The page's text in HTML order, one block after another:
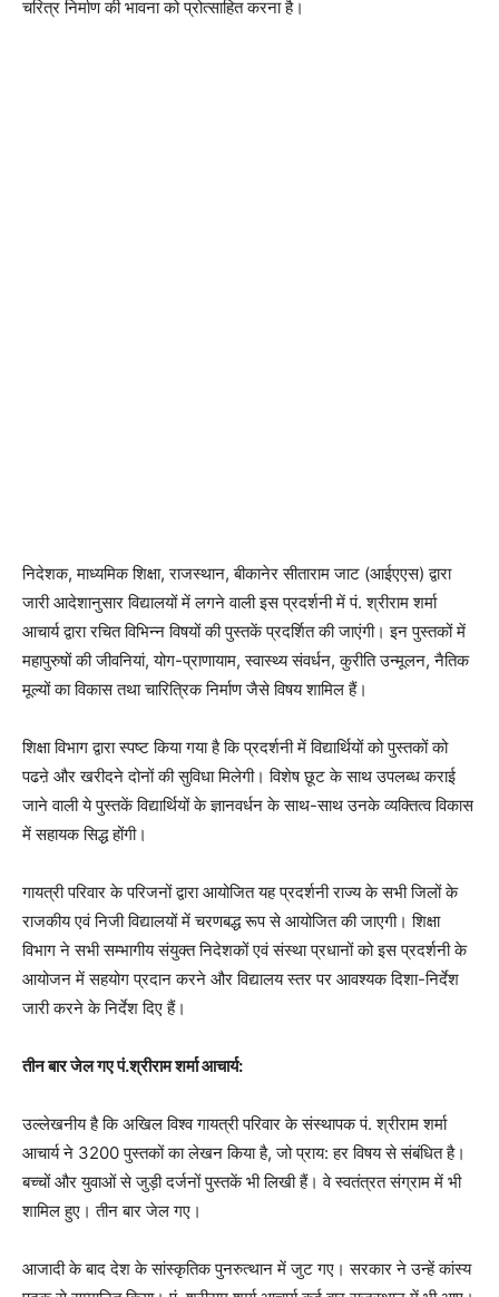
चरित्र निर्माण की भावना को प्रोत्साहित करना है।
निदेशक, माध्यमिक शिक्षा, राजस्थान, बीकानेर सीताराम जाट (आईएएस) द्वारा
जारी आदेशानुसार विद्यालयों में लगने वाली इस प्रदर्शनी में पं. श्रीराम शर्मा
आचार्य द्वारा रचित विभिन्न विषयों की पुस्तकें प्रदर्शित की जाएंगी। इन पुस्तकों में
महापुरुषों की जीवनियां, योग-प्राणायाम, स्वास्थ्य संवर्धन, कुरीति उन्मूलन, नैतिक
मूल्यों का विकास तथा चारित्रिक निर्माण जैसे विषय शामिल हैं।
शिक्षा विभाग द्वारा स्पष्ट किया गया है कि प्रदर्शनी में विद्यार्थियों को पुस्तकों को
पढऩे और खरीदने दोनों की सुविधा मिलेगी। विशेष छूट के साथ उपलब्ध कराई
जाने वाली ये पुस्तकें विद्यार्थियों के ज्ञानवर्धन के साथ-साथ उनके व्यक्तित्व विकास
में सहायक सिद्ध होंगी।
गायत्री परिवार के परिजनों द्वारा आयोजित यह प्रदर्शनी राज्य के सभी जिलों के
राजकीय एवं निजी विद्यालयों में चरणबद्ध रूप से आयोजित की जाएगी। शिक्षा
विभाग ने सभी सम्भागीय संयुक्त निदेशकों एवं संस्था प्रधानों को इस प्रदर्शनी के
आयोजन में सहयोग प्रदान करने और विद्यालय स्तर पर आवश्यक दिशा-निर्देश
जारी करने के निर्देश दिए हैं।
तीन बार जेल गए पं.श्रीराम शर्मा आचार्य:
उल्लेखनीय है कि अखिल विश्व गायत्री परिवार के संस्थापक पं. श्रीराम शर्मा
आचार्य ने 3200 पुस्तकों का लेखन किया है, जो प्राय: हर विषय से संबंधित है।
बच्चों और युवाओं से जुड़ी दर्जनों पुस्तकें भी लिखी हैं। वे स्वतंत्रत संग्राम में भी
शामिल हुए। तीन बार जेल गए।
आजादी के बाद देश के सांस्कृतिक पुनरुत्थान में जुट गए। सरकार ने उन्हें कांस्य